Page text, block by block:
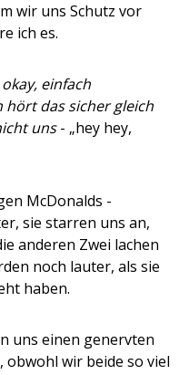
wir uns Schutz vor
ich es.
okay, einfach
hört das sicher gleich
uns- „hey hey,
McDonalds -
sie starren uns an,
anderen Zwei lachen
noch lauter, als sie
haben.
uns einen genervten
obwohl wir beide so viel